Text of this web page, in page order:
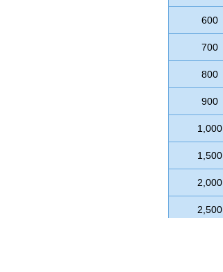
600
700
800
900
1,000
1,500
2,000
2,500